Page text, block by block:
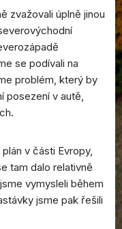
zvažovali úplně jinou
se podívali na
problém, který by
posezení v autě,
v části Evropy,
tam dalo relativně
vymysleli během
jsme pak řešili